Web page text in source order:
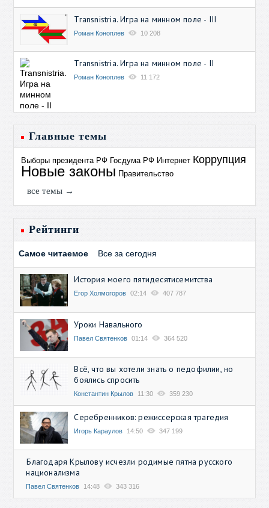
Transnistria. Игра на минном поле - III
Роман Коноплев 10 208
Transnistria. Игра на минном поле - II
Роман Коноплев 11 172
Главные темы
Выборы президента РФ Госдума РФ Интернет Коррупция
Новые законы Правительство
все темы →
Рейтинги
Самое читаемое Все за сегодня
История моего пятидесятисемитства
Егор Холмогоров 02:14 407 787
Уроки Навального
Павел Святенков 01:14 364 520
Всё, что вы хотели знать о педофилии, но
боялись спросить
Константин Крылов 11:30 359 230
Серебренников: режиссерская трагедия
Игорь Караулов 14:50 347 199
Благодаря Крылову исчезли родимые пятна русского
национализма
Павел Святенков 14:48 343 316